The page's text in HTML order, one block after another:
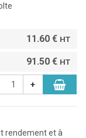
11.60 € HT
91.50 € HT
+
rendement et à